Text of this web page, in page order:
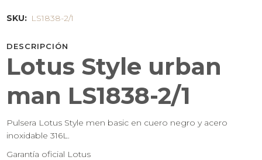
SKU: LS1838-2/1
DESCRIPCIÓN
Lotus Style urban
man LS1838-2/1
Pulsera Lotus Style men basic en cuero negro y acero
inoxidable 316L.
Garantía oficial Lotus